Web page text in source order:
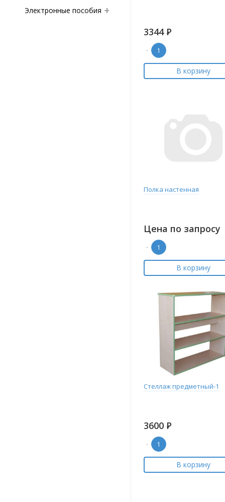
Электронные пособия
3344 Р
-
В корзину
Полка настенная
Цена по запросу
-
В корзину
Стеллаж предметный-1
3600 Р
-
В корзину